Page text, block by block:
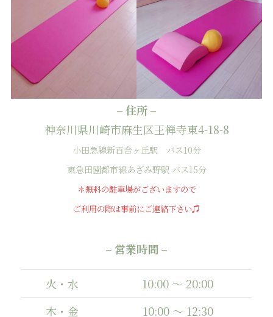
– 住所 –
神奈川県川崎市麻生区王禅寺東4-18-8
小田急線新百合ヶ丘駅 バス10分
東急田園都市線あざみ野駅 バス15分
＊無料の駐車場がございますので
ご利用の際は事前にご連絡下さい♫
– 営業時間 –
火・水
10:00 ～ 20:00
木・金
10:00 ～ 12:30